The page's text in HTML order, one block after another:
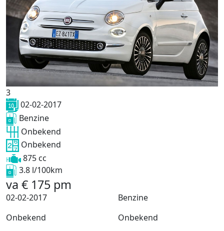
3
02-02-2017
Benzine
Onbekend
Onbekend
875 cc
3.8 l/100km
va € 175 pm
02-02-2017
Benzine
Onbekend
Onbekend